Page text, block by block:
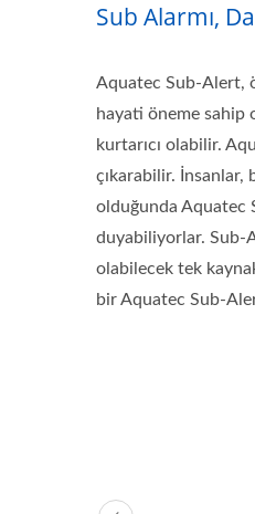
Sub Alarmı,
Aquatec Sub-Alert,
hayati öneme sahip
kurtarıcı olabilir.
çıkarabilir. İnsanlar,
olduğunda Aquatec
duyabiliyorlar. Sub-
olabilecek tek
bir Aquatec Sub-